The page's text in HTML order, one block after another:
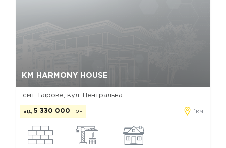
КМ HARMONY HOUSE
смт Таїрове, вул. Центральна
від 5 330 000 грн 1км